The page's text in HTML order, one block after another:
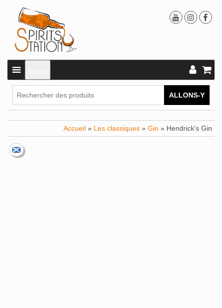
ALLONS-Y
Accueil » Les classiques » Gin » Hendrick’s Gin